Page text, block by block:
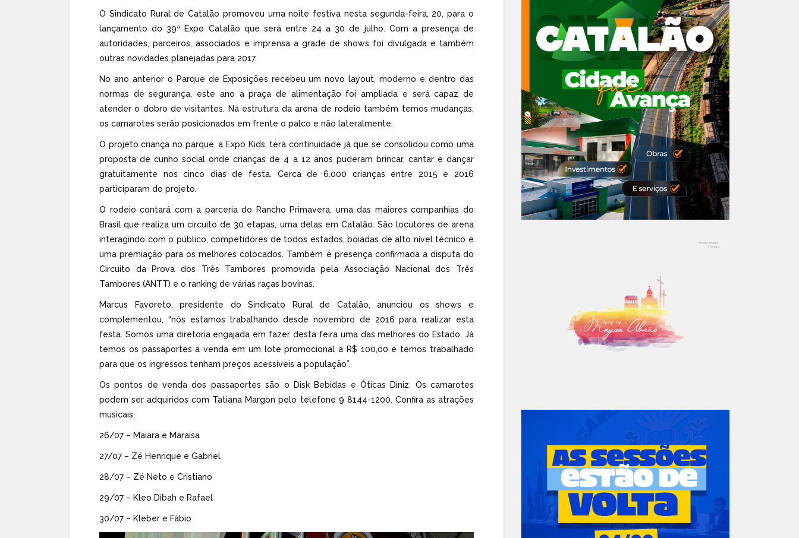
O Sindicato Rural de Catalão promoveu uma noite festiva nesta segunda-feira, 20, para o
lançamento do 39ª Expo Catalão que será entre 24 a 30 de julho. Com a presença de
autoridades, parceiros, associados e imprensa a grade de shows foi divulgada e também
outras novidades planejadas para 2017.
No ano anterior o Parque de Exposições recebeu um novo layout, moderno e dentro das
normas de segurança, este ano a praça de alimentação foi ampliada e será capaz de
atender o dobro de visitantes. Na estrutura da arena de rodeio também temos mudanças,
os camarotes serão posicionados em frente o palco e não lateralmente.
O projeto criança no parque, a Expo Kids, terá continuidade já que se consolidou como uma
proposta de cunho social onde crianças de 4 a 12 anos puderam brincar, cantar e dançar
gratuitamente nos cinco dias de festa. Cerca de 6.000 crianças entre 2015 e 2016
participaram do projeto.
O rodeio contará com a parceria do Rancho Primavera, uma das maiores companhias do
Brasil que realiza um circuito de 30 etapas, uma delas em Catalão. São locutores de arena
interagindo com o público, competidores de todos estados, boiadas de alto nível técnico e
uma premiação para os melhores colocados. Também é presença confirmada a disputa do
Circuito da Prova dos Três Tambores promovida pela Associação Nacional dos Três
Tambores (ANTT) e o ranking de várias raças bovinas.
Marcus Favoreto, presidente do Sindicato Rural de Catalão, anunciou os shows e
complementou, “nós estamos trabalhando desde novembro de 2016 para realizar esta
festa. Somos uma diretoria engajada em fazer desta feira uma das melhores do Estado. Já
temos os passaportes a venda em um lote promocional a R$ 100,00 e temos trabalhado
para que os ingressos tenham preços acessíveis a população”.
Os pontos de venda dos passaportes são o Disk Bebidas e Óticas Diniz. Os camarotes
podem ser adquiridos com Tatiana Margon pelo telefone 9 8144-1200. Confira as atrações
musicais:
26/07 – Maiara e Maraísa
27/07 – Zé Henrique e Gabriel
28/07 – Zé Neto e Cristiano
29/07 – Kleo Dibah e Rafael
30/07 – Kleber e Fábio